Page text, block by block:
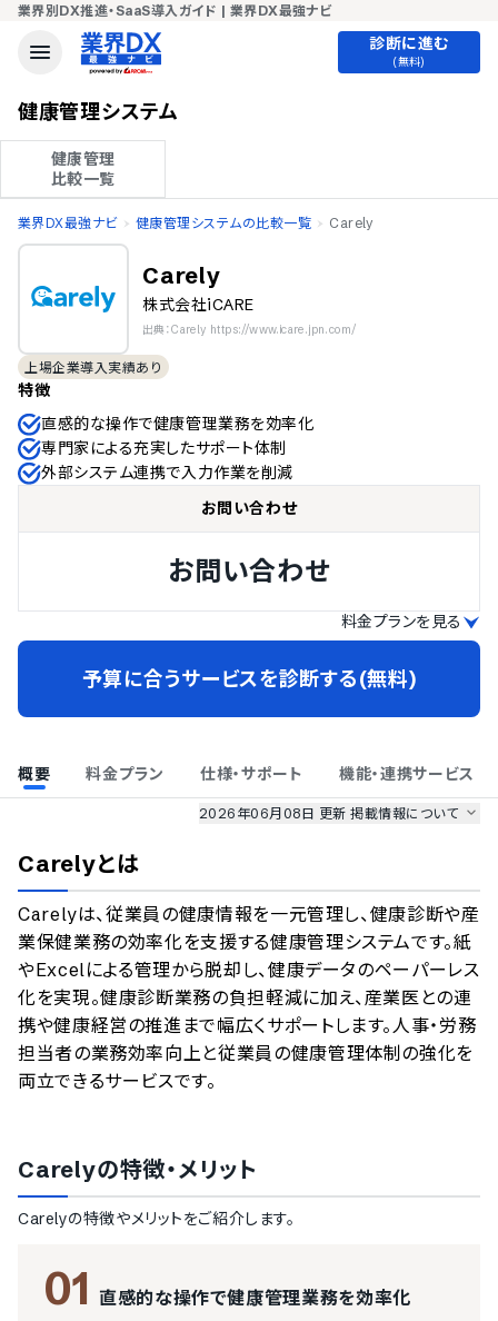
業界別DX推進・SaaS導入ガイド | 業界DX最強ナビ
診断に進む
(無料)
健康管理システム
健康管理
比較一覧
業界DX最強ナビ 健康管理システムの比較一覧 Carely
Carely
株式会社iCARE
出典：Carely https://www.icare.jpn.com/
上場企業導入実績あり
特徴
直感的な操作で健康管理業務を効率化
専門家による充実したサポート体制
外部システム連携で入力作業を削減
お問い合わせ
お問い合わせ
料金プランを見る
予算に合うサービスを診断する(無料)
概要 料金プラン 仕様・サポート 機能・連携サービス
2026年06月08日 更新掲載情報について
のサービスデータを参照しています。
情報更新者：業界DX最強ナビ編集部 情報取得元 掲載修正依頼
Carelyとは
Carelyは、従業員の健康情報を一元管理し、健康診断や産
業保健業務の効率化を支援する健康管理システムです。紙
やExcelによる管理から脱却し、健康データのペーパーレス
化を実現。健康診断業務の負担軽減に加え、産業医との連
携や健康経営の推進まで幅広くサポートします。人事・労務
担当者の業務効率向上と従業員の健康管理体制の強化を
両立できるサービスです。
Carelyの特徴・メリット
Carelyの特徴やメリットをご紹介します。
01 直感的な操作で健康管理業務を効率化